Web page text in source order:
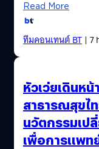
Read More
ทีมคอนเทนต์ BT| 7
หัวเว่ยเดินห
สาธารณสุขไ
นวัตกรรมเป
เพื่อการแพท